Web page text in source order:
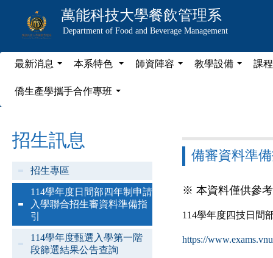
萬能科技大學餐飲管理系
Department of Food and Beverage Management
最新消息 本系特色 師資陣容 教學設備 課
僑生產學攜手合作專班
招生訊息
招生專區
114學年度日間部四年制申請
入學聯合招生審資料準備指
引
114學年度甄選入學第一階
段篩選結果公告查詢
備審資料準
※ 本資料僅供參
114學年度四技日間
https://